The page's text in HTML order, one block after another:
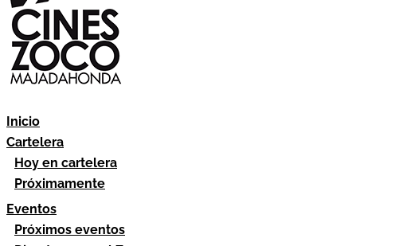
Inicio
Cartelera
Hoy en cartelera
Próximamente
Eventos
Próximos eventos